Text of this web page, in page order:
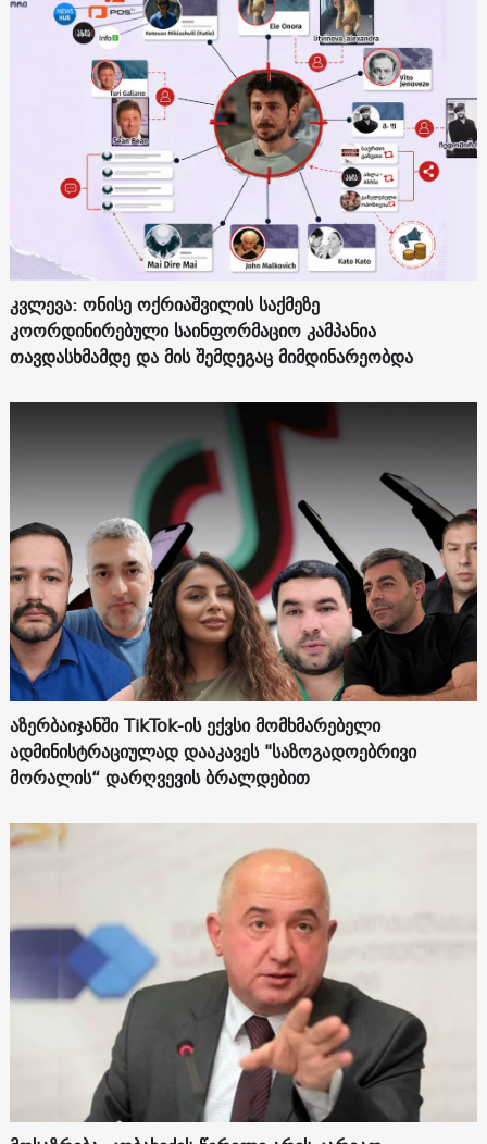
კვლევა: ონისე ოქრიაშვილის საქმეზე
კოორდინირებული საინფორმაციო კამპანია
თავდასხმამდე და მის შემდეგაც მიმდინარეობდა
აზერბაიჯანში TikTok-ის ექვსი მომხმარებელი
ადმინისტრაციულად დააკავეს "საზოგადოებრივი
მორალის“ დარღვევის ბრალდებით